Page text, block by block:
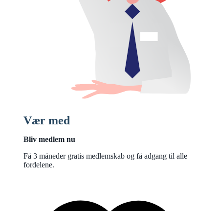
Vær med
Bliv medlem nu
Få 3 måneder gratis medlemskab og få adgang til alle
fordelene.